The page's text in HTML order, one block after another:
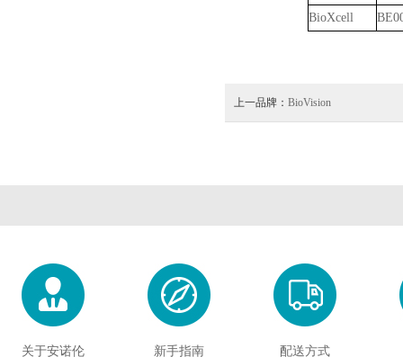
BioXcell
上一品牌： BioVision
关于安诺伦 新手指南 配送方式